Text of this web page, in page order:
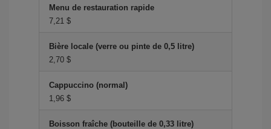
Menu de restauration rapide
7,21 $
Bière locale (verre ou pinte de 0,5 litre)
2,70 $
Cappuccino (normal)
1,96 $
Boisson fraîche (bouteille de 0,33 litre)